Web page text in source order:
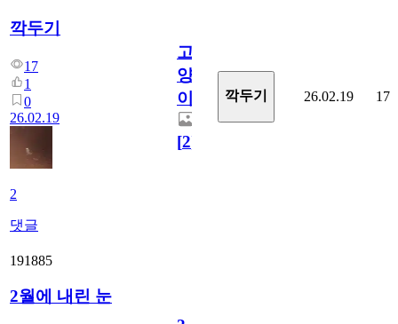
깍두기
17
1
0
26.02.19
2
댓글
고
양
이
[2]
깍두기 26.02.19 17
191885
2월에 내린 눈